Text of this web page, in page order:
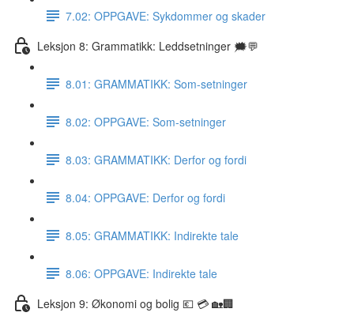
7.02: OPPGAVE: Sykdommer og skader
Leksjon 8: Grammatikk: Leddsetninger 🗯💬
8.01: GRAMMATIKK: Som-setninger
8.02: OPPGAVE: Som-setninger
8.03: GRAMMATIKK: Derfor og fordi
8.04: OPPGAVE: Derfor og fordi
8.05: GRAMMATIKK: Indirekte tale
8.06: OPPGAVE: Indirekte tale
Leksjon 9: Økonomi og bolig 💶 💳 🏡🏢